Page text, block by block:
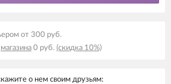
от 300 руб.
магазина 0 руб. (скидка 10%)
о нем своим друзьям: